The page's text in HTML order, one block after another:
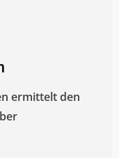
ermittelt den